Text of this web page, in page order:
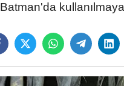
Batman'da